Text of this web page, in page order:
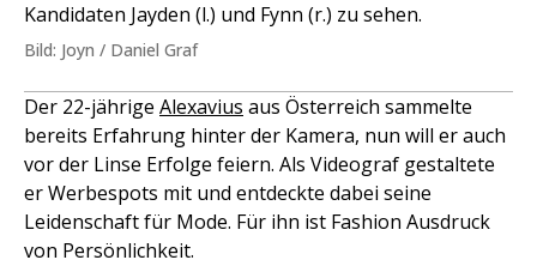
Kandidaten Jayden (l.) und Fynn (r.) zu sehen.
Bild: Joyn / Daniel Graf
Der 22-jährige Alexavius aus Österreich sammelte
bereits Erfahrung hinter der Kamera, nun will er auch
vor der Linse Erfolge feiern. Als Videograf gestaltete
er Werbespots mit und entdeckte dabei seine
Leidenschaft für Mode. Für ihn ist Fashion Ausdruck
von Persönlichkeit.